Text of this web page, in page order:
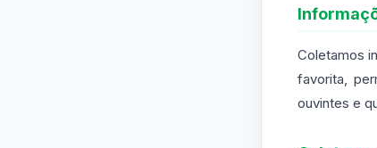
Coletamos
favorita,
ouvintes e